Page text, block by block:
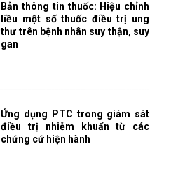
Bản thông tin thuốc: Hiệu chỉnh
liều một số thuốc điều trị ung
thư trên bệnh nhân suy thận, suy
gan
Ứng dụng PTC trong giám sát
điều trị nhiễm khuẩn từ các
chứng cứ hiện hành